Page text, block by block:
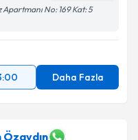
No: 169 Kat: 5
Daha Fazla